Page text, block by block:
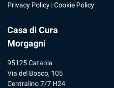
Privacy Policy |Cookie Policy
Casa di Cura
Morgagni
95125 Catania
Via del Bosco, 105
Centralino 7/7 H24